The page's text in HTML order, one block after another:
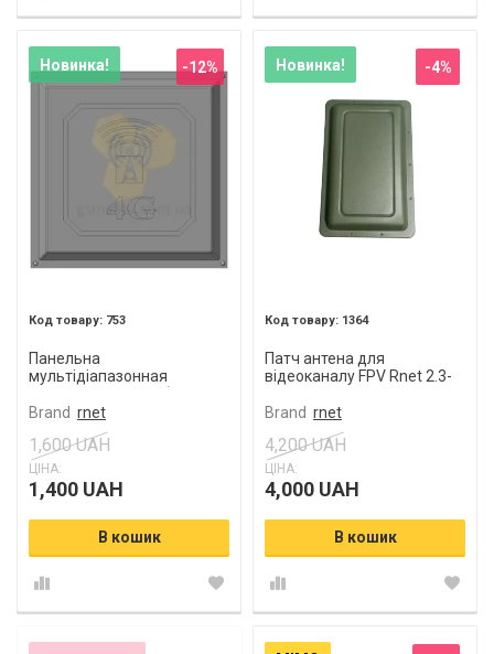
Новинка! -12%
753
Панельна
мультідіапазонная
960, 1700-2700 МГц)
Brand rnet
1,600 UAH
ЦІНА:
1,400 UAH
В кошик
Новинка! -4%
1364
Патч антена для
відеоканалу FPV Rnet 2.3-
Дб SMA female
Brand rnet
4,200 UAH
ЦІНА:
4,000 UAH
В кошик